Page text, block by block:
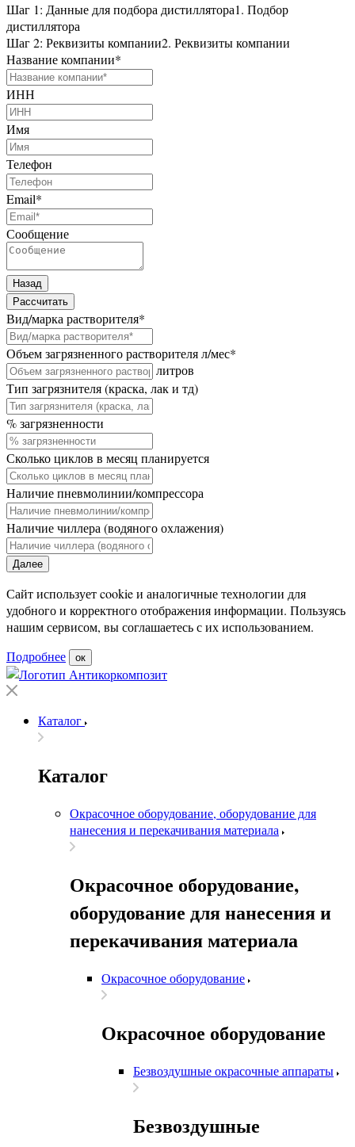
Шаг 1: Данные для подбора дистиллятора1. Подбор
дистиллятора
Шаг 2: Реквизиты компании2. Реквизиты компании
Название компании*
ИНН
Имя
Телефон
Email*
Сообщение
Назад
Рассчитать
Вид/марка растворителя*
Объем загрязненного растворителя л/мес*
литров
Тип загрязнителя (краска, лак и тд)
% загрязненности
Сколько циклов в месяц планируется
Наличие пневмолинии/компрессора
Наличие чиллера (водяного охлажения)
Далее
Сайт использует cookie и аналогичные технологии для
удобного и корректного отображения информации. Пользуясь
нашим сервисом, вы соглашаетесь с их использованием.
Подробнее
ок
Каталог
Каталог
Окрасочное оборудование, оборудование для
нанесения и перекачивания материала
Окрасочное оборудование,
оборудование для нанесения и
перекачивания материала
Окрасочное оборудование
Окрасочное оборудование
Безвоздушные окрасочные аппараты
Безвоздушные